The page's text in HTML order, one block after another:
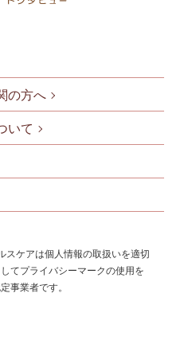
フッタメニ
の方へ
いて
スケアは個人情報の取扱いを適切
てプライバシーマークの使用を
事業者です。